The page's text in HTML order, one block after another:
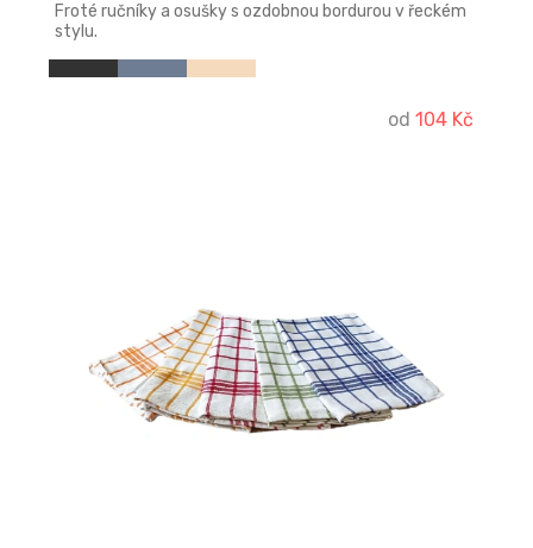
Froté ručníky a osušky s ozdobnou bordurou v řeckém
stylu.
od 104 Kč